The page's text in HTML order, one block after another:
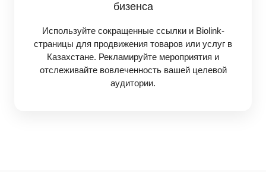
бизенса
Используйте сокращенные ссылки и Biolink-
страницы для продвижения товаров или услуг в
Казахстане. Рекламируйте мероприятия и
отслеживайте вовлеченность вашей целевой
аудитории.